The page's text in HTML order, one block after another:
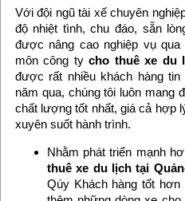
Với đội ngũ tài xế chuyên
độ nhiệt tình, chu đáo, sẵn
được nâng cao nghiệp vụ
môn công tycho thuê xe du
được rất nhiều khách hàng
năm qua, chúng tôi luôn mang
chất lượng tốt nhất, giá cả hợp
xuyên suốt hành trình.
Nhằm phát triển mạnh
thuê xe du lịch tại
Qúy Khách hàng tốt